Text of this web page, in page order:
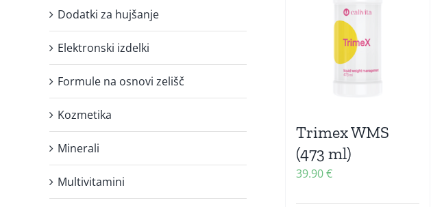
Trimex WMS
(473 ml)
39.90€
Dodatki za hujšanje
Elektronski izdelki
Formule na osnovi zelišč
Kozmetika
Minerali
Multivitamini